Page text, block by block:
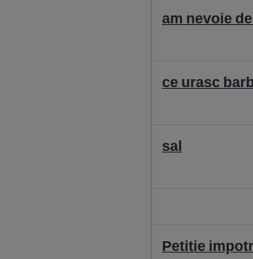
am nevoie
ce urasc
sal
Petitie